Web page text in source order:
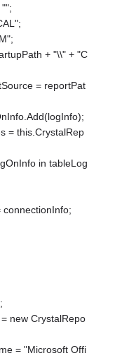
+ "\\" + "C
= reportPat
= this.CrystalRep
in tableLog
new CrystalRepo
= "Microsoft Offi